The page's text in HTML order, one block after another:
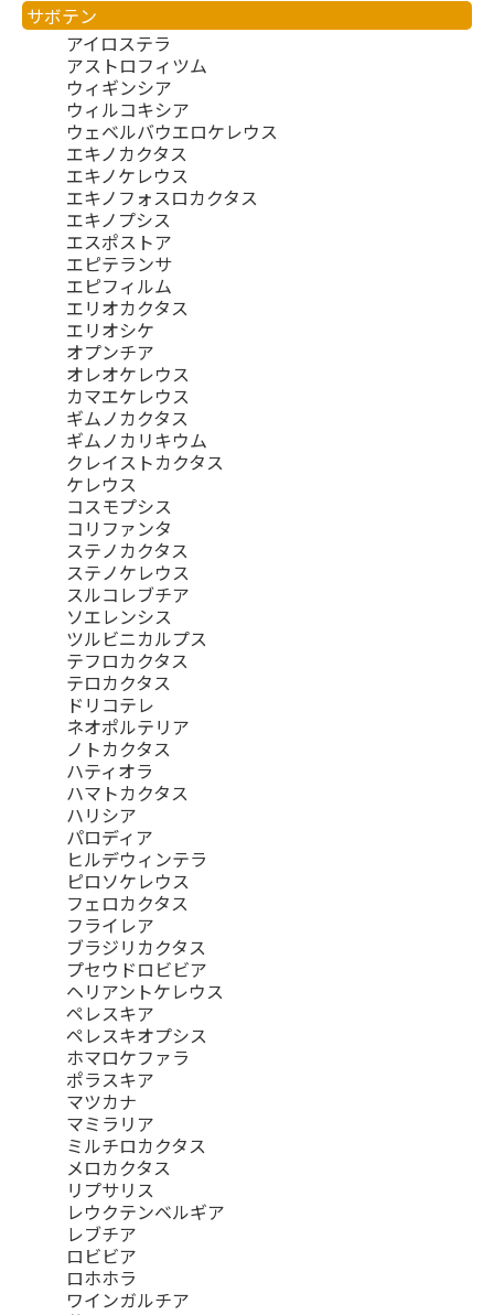
サボテン
アイロステラ
アストロフィツム
ウィギンシア
ウィルコキシア
ウェベルバウエロケレウス
エキノカクタス
エキノケレウス
エキノフォスロカクタス
エキノプシス
エスポストア
エピテランサ
エピフィルム
エリオカクタス
エリオシケ
オプンチア
オレオケレウス
カマエケレウス
ギムノカクタス
ギムノカリキウム
クレイストカクタス
ケレウス
コスモプシス
コリファンタ
ステノカクタス
ステノケレウス
スルコレブチア
ソエレンシス
ツルビニカルプス
テフロカクタス
テロカクタス
ドリコテレ
ネオポルテリア
ノトカクタス
ハティオラ
ハマトカクタス
ハリシア
パロディア
ヒルデウィンテラ
ピロソケレウス
フェロカクタス
フライレア
ブラジリカクタス
プセウドロビビア
ヘリアントケレウス
ペレスキア
ペレスキオプシス
ホマロケファラ
ポラスキア
マツカナ
マミラリア
ミルチロカクタス
メロカクタス
リプサリス
レウクテンベルギア
レブチア
ロビビア
ロホホラ
ワインガルチア